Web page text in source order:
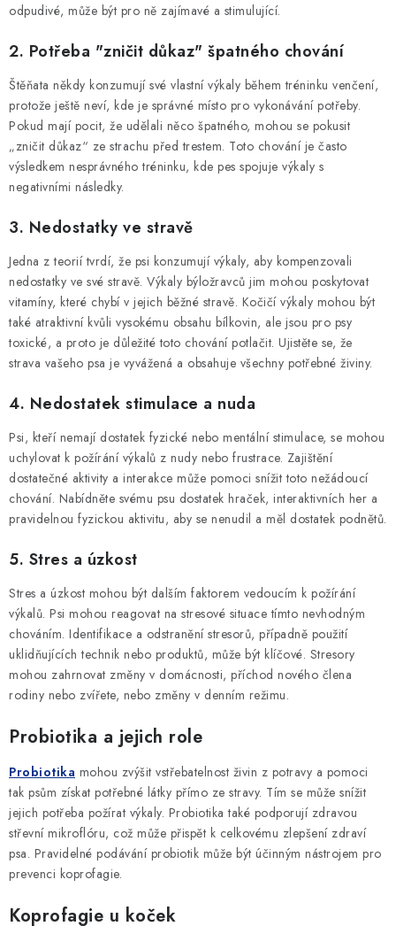
odpudivé, může být pro ně zajímavé a stimulující.
2. Potřeba "zničit důkaz" špatného chování
Štěňata někdy konzumují své vlastní výkaly během tréninku venčení,
protože ještě neví, kde je správné místo pro vykonávání potřeby.
Pokud mají pocit, že udělali něco špatného, mohou se pokusit
„zničit důkaz“ ze strachu před trestem. Toto chování je často
výsledkem nesprávného tréninku, kde pes spojuje výkaly s
negativními následky.
3. Nedostatky ve stravě
Jedna z teorií tvrdí, že psi konzumují výkaly, aby kompenzovali
nedostatky ve své stravě. Výkaly býložravců jim mohou poskytovat
vitamíny, které chybí v jejich běžné stravě. Kočičí výkaly mohou být
také atraktivní kvůli vysokému obsahu bílkovin, ale jsou pro psy
toxické, a proto je důležité toto chování potlačit. Ujistěte se, že
strava vašeho psa je vyvážená a obsahuje všechny potřebné živiny.
4. Nedostatek stimulace a nuda
Psi, kteří nemají dostatek fyzické nebo mentální stimulace, se mohou
uchylovat k požírání výkalů z nudy nebo frustrace. Zajištění
dostatečné aktivity a interakce může pomoci snížit toto nežádoucí
chování. Nabídněte svému psu dostatek hraček, interaktivních her a
pravidelnou fyzickou aktivitu, aby se nenudil a měl dostatek podnětů.
5. Stres a úzkost
Stres a úzkost mohou být dalším faktorem vedoucím k požírání
výkalů. Psi mohou reagovat na stresové situace tímto nevhodným
chováním. Identifikace a odstranění stresorů, případně použití
uklidňujících technik nebo produktů, může být klíčové. Stresory
mohou zahrnovat změny v domácnosti, příchod nového člena
rodiny nebo zvířete, nebo změny v denním režimu.
Probiotika a jejich role
Probiotika mohou zvýšit vstřebatelnost živin z potravy a pomoci
tak psům získat potřebné látky přímo ze stravy. Tím se může snížit
jejich potřeba požírat výkaly. Probiotika také podporují zdravou
střevní mikroflóru, což může přispět k celkovému zlepšení zdraví
psa. Pravidelné podávání probiotik může být účinným nástrojem pro
prevenci koprofagie.
Koprofagie u koček